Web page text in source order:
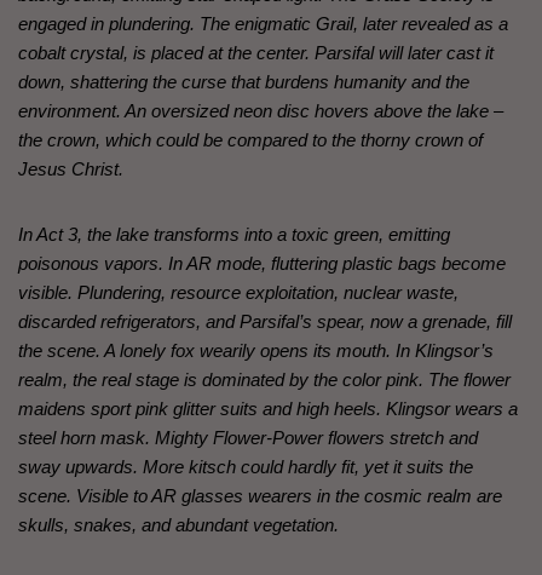
engaged in plundering. The enigmatic Grail, later revealed as a
cobalt crystal, is placed at the center. Parsifal will later cast it
down, shattering the curse that burdens humanity and the
environment. An oversized neon disc hovers above the lake –
the crown, which could be compared to the thorny crown of
Jesus Christ.
In Act 3, the lake transforms into a toxic green, emitting
poisonous vapors. In AR mode, fluttering plastic bags become
visible. Plundering, resource exploitation, nuclear waste,
discarded refrigerators, and Parsifal’s spear, now a grenade, fill
the scene. A lonely fox wearily opens its mouth. In Klingsor’s
realm, the real stage is dominated by the color pink. The flower
maidens sport pink glitter suits and high heels. Klingsor wears a
steel horn mask. Mighty Flower-Power flowers stretch and
sway upwards. More kitsch could hardly fit, yet it suits the
scene. Visible to AR glasses wearers in the cosmic realm are
skulls, snakes, and abundant vegetation.